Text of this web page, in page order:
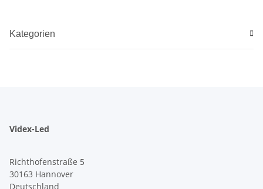
Kategorien
Videx-Led
Richthofenstraße 5
30163 Hannover
Deutschland